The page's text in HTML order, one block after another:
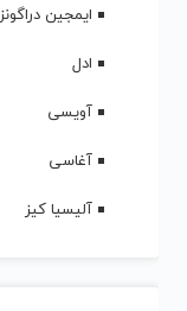
ایمجین دراگونز
ادل
آویسی
آغاسی
آلیسیا کیز